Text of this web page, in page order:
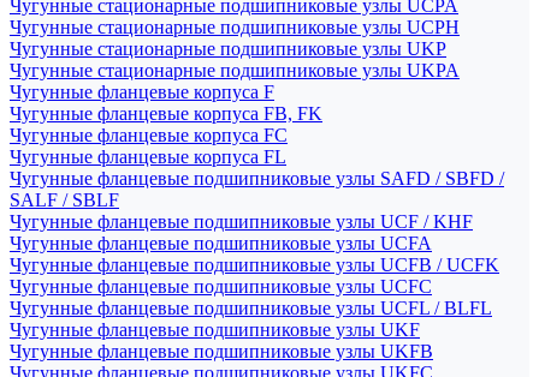
Чугунные стационарные подшипниковые узлы UCPA
Чугунные стационарные подшипниковые узлы UCPH
Чугунные стационарные подшипниковые узлы UKP
Чугунные стационарные подшипниковые узлы UKPA
Чугунные фланцевые корпуса F
Чугунные фланцевые корпуса FB, FK
Чугунные фланцевые корпуса FC
Чугунные фланцевые корпуса FL
Чугунные фланцевые подшипниковые узлы SAFD / SBFD /
SALF / SBLF
Чугунные фланцевые подшипниковые узлы UCF / KHF
Чугунные фланцевые подшипниковые узлы UCFA
Чугунные фланцевые подшипниковые узлы UCFB / UCFK
Чугунные фланцевые подшипниковые узлы UCFC
Чугунные фланцевые подшипниковые узлы UCFL / BLFL
Чугунные фланцевые подшипниковые узлы UKF
Чугунные фланцевые подшипниковые узлы UKFB
Чугунные фланцевые подшипниковые узлы UKFC